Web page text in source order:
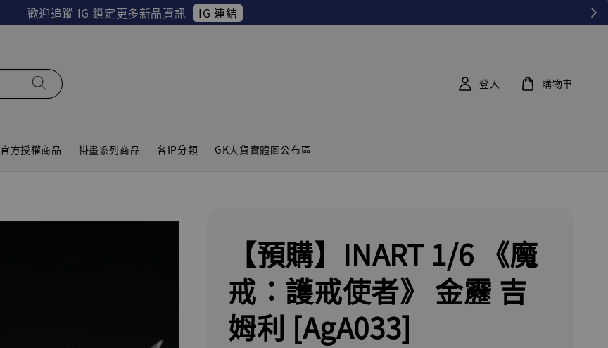
歡迎追蹤 IG 鎖定更多新品資訊 IG 連結
官方授權商品 掛畫系列商品 各IP分類 GK大貨實體圖公布區
登入 購物車
【預購】INART 1/6 《魔
戒：護戒使者》 金靂 吉
姆利 [AgA033]